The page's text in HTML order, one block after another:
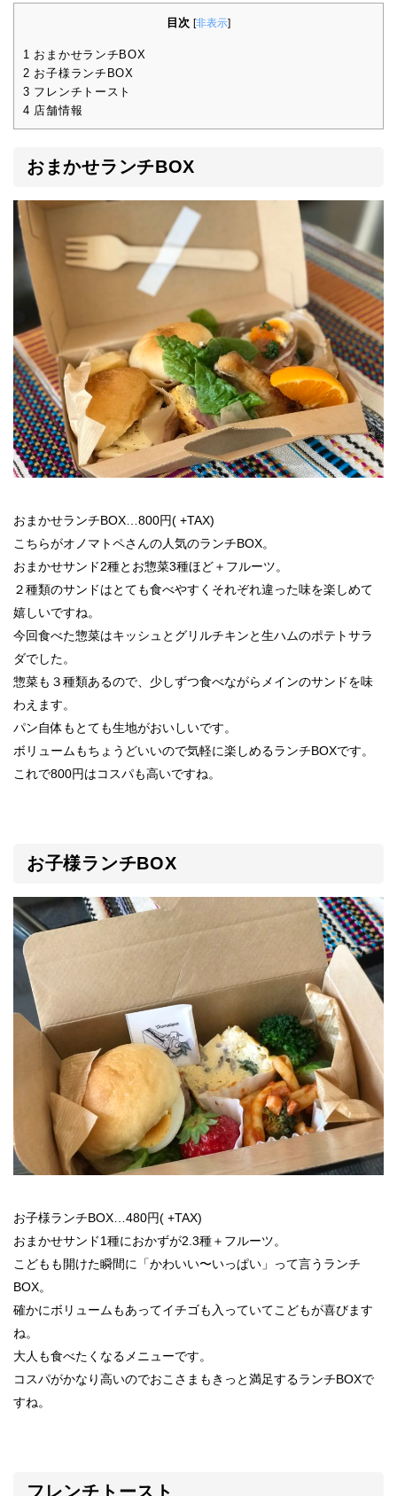
目次 [非表示]
1 おまかせランチBOX
2 お子様ランチBOX
3 フレンチトースト
4 店舗情報
おまかせランチBOX
おまかせランチBOX…800円( +TAX)
こちらがオノマトペさんの人気のランチBOX。
おまかせサンド2種とお惣菜3種ほど＋フルーツ。
２種類のサンドはとても食べやすくそれぞれ違った味を楽しめて
嬉しいですね。
今回食べた惣菜はキッシュとグリルチキンと生ハムのポテトサラ
ダでした。
惣菜も３種類あるので、少しずつ食べながらメインのサンドを味
わえます。
パン自体もとても生地がおいしいです。
ボリュームもちょうどいいので気軽に楽しめるランチBOXです。
これで800円はコスパも高いですね。
お子様ランチBOX
お子様ランチBOX…480円( +TAX)
おまかせサンド1種におかずが2.3種＋フルーツ。
こどもも開けた瞬間に「かわいい〜いっぱい」って言うランチ
BOX。
確かにボリュームもあってイチゴも入っていてこどもが喜びます
ね。
大人も食べたくなるメニューです。
コスパがかなり高いのでおこさまもきっと満足するランチBOXで
すね。
フレンチトースト